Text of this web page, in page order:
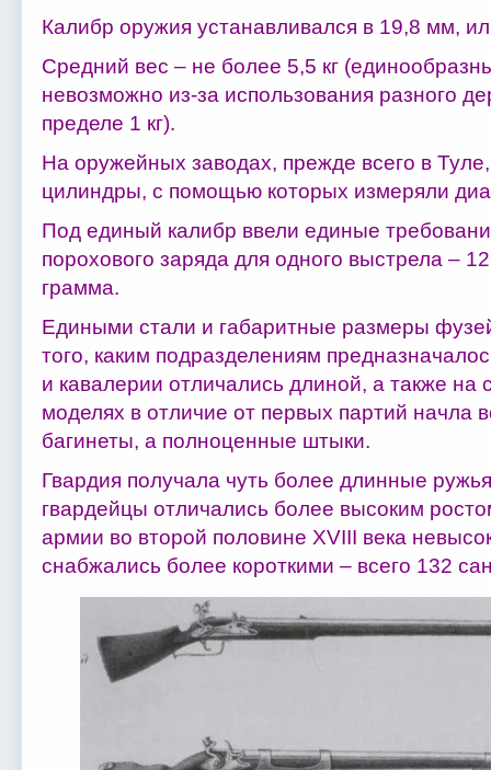
Калибр оружия устанавливался в 19,8 мм,
Средний вес – не более 5,5 кг
невозможно из-за использования разного
пределе 1 кг).
На оружейных заводах, прежде всего в
цилиндры, с помощью которых измеряли
Под единый калибр ввели единые
порохового заряда для одного выстрела –
грамма.
Едиными стали и габаритные размеры
того, каким подразделениям
и кавалерии отличались длиной, а также на
моделях в отличие от первых партий начла
багинеты, а полноценные штыки.
Гвардия получала чуть более длинные
гвардейцы отличались более высоким
армии во второй половине XVIII века
снабжались более короткими – всего 132